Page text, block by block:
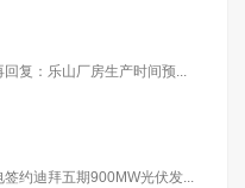
复：乐山厂房生产时间预...
约迪拜五期900MW光伏发...